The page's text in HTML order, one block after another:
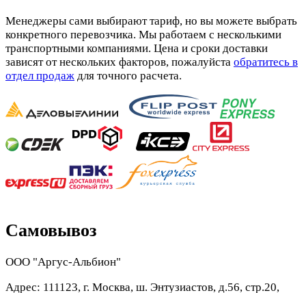
Менеджеры сами выбирают тариф, но вы можете выбрать
конкретного перевозчика. Мы работаем с несколькими
транспортными компаниями. Цена и сроки доставки
зависят от нескольких факторов, пожалуйста обратитесь в
отдел продаж для точного расчета.
Самовывоз
ООО "Аргус-Альбион"
Адрес: 111123, г. Москва, ш. Энтузиастов, д.56, стр.20,